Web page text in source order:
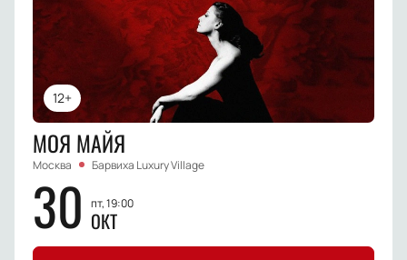
12+
МОЯ МАЙЯ
Москва Барвиха Luxury Village
30 пт, 19:00
ОКТ